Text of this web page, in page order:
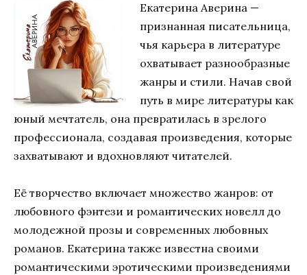
Екатерина Аверина —
признанная писательница,
чья карьера в литературе
охватывает разнообразные
жанры и стили. Начав свой
путь в мире литературы как
юный мечтатель, она превратилась в зрелого
профессионала, создавая произведения, которые
захватывают и вдохновляют читателей.
Её творчество включает множество жанров: от
любовного фэнтези и романтических новелл до
молодежной прозы и современных любовных
романов. Екатерина также известна своими
романтическими эротическими произведениями